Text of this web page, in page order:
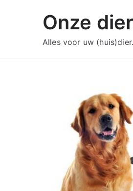
Onze
Alles voor uw (huis)dier.